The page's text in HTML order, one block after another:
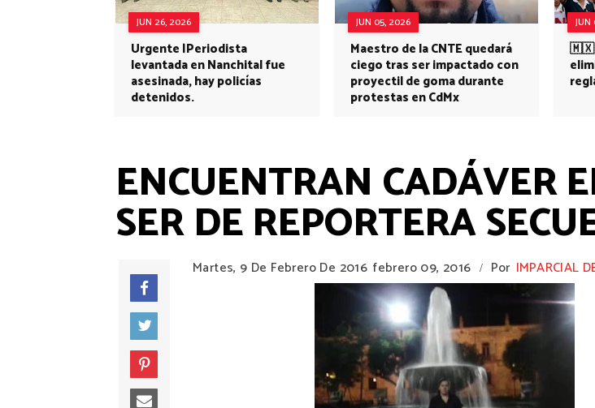
JUN 26, 2026
Urgente |Periodista
levantada en Nanchital fue
asesinada, hay policías
detenidos.
JUN 05, 2026
Maestro de la CNTE quedará
ciego tras ser impactado con
proyectil de goma durante
protestas en CdMx
🇲🇽
ENCUENTRAN CADÁVER
SER DE REPORTERA
Martes, 9 De Febrero De 2016 febrero 09, 2016 / Por IMPARCIAL